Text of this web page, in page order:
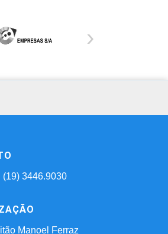
›
(19) 3446.9030
Manoel Ferraz